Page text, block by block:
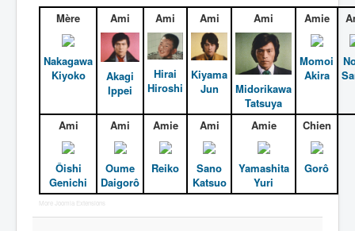
Mère
Nakagawa
Kiyoko
Ami
Akagi
Ippei
Ami
Hirai
Hiroshi
Ami
Kiyama
Jun
Ami
Midorikawa
Tatsuya
Amie
Momoi
Akira
Ami
Ôishi
Genichi
Ami
Oume
Daigorô
Amie
Reiko
Ami
Sano
Katsuo
Amie
Yamashita
Yuri
Chien
Gorô
More Joomla Extensions